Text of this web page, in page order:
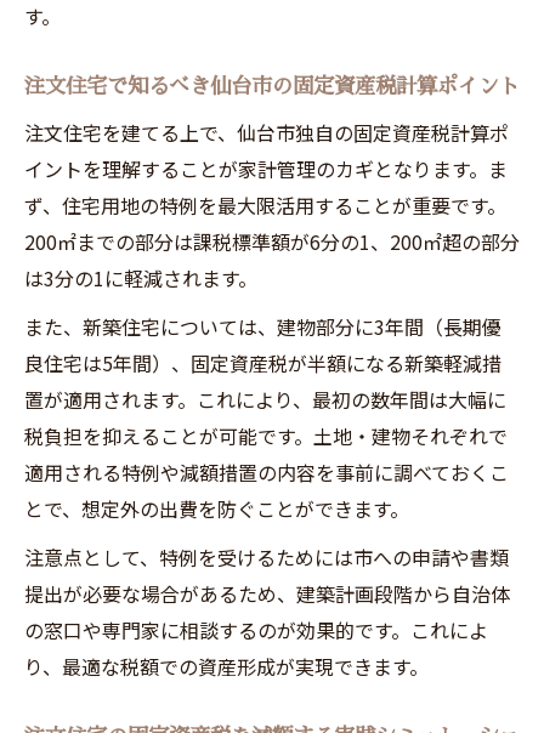
ットと注意点
固定資産税を滞納しないための注文住宅向
け対策
注文住宅の税額明細を活かした家計管理術
宮城野区注文住宅の税額計算ポイント集
注文住宅の税額計算に必須の評価額と税率
の基礎知識
宮城野区の平均値を踏まえた注文住宅の税
額試算法
注文住宅の固定資産税計算で見落としがち
な注意点
土地・建物別に見る注文住宅の税額構成ポ
イント
注文住宅の資産価値と税金計画を両立させ
る方法
す。
注文住宅で知るべき仙台市の固定資産税計算ポイント
注文住宅を建てる上で、仙台市独自の固定資産税計算ポ
イントを理解することが家計管理のカギとなります。ま
ず、住宅用地の特例を最大限活用することが重要です。
200㎡までの部分は課税標準額が6分の1、200㎡超の部分
は3分の1に軽減されます。
また、新築住宅については、建物部分に3年間（長期優
良住宅は5年間）、固定資産税が半額になる新築軽減措
置が適用されます。これにより、最初の数年間は大幅に
税負担を抑えることが可能です。土地・建物それぞれで
適用される特例や減額措置の内容を事前に調べておくこ
とで、想定外の出費を防ぐことができます。
注意点として、特例を受けるためには市への申請や書類
提出が必要な場合があるため、建築計画段階から自治体
の窓口や専門家に相談するのが効果的です。これによ
り、最適な税額での資産形成が実現できます。